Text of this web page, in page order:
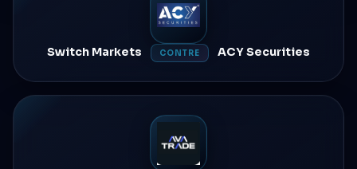
Switch Markets CONTRE ACY Securities